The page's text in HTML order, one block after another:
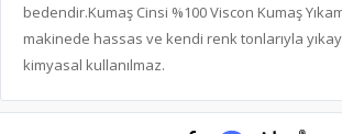
bedendir.Kumaş Cinsi %100 Viscon Kumaş
makinede hassas ve kendi renk tonlarıyla
kimyasal kullanılmaz.